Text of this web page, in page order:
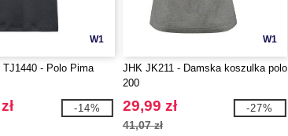
W1
- Polo Pima
-14%
W1
JHK JK211 - Damska koszulka polo
200
29,99 zł
41,07 zł
-27%